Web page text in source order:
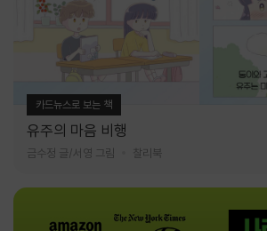
카드뉴스로 보는 책
유주의 마음 비행
금수정 글/서영 그림 찰리북